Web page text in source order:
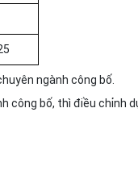
ngành công bố.
công bố, thì điều chỉnh